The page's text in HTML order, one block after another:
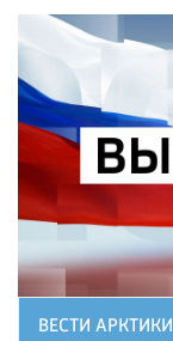
ВЕСТИ АРКТИКИ